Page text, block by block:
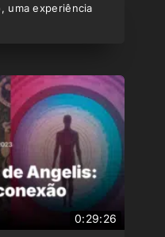
uma experiência
0:29:26